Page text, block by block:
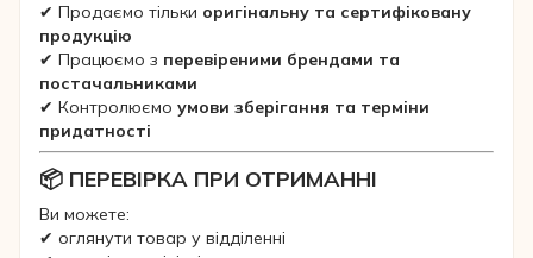
✔ Продаємо тільки оригінальну та сертифіковану
продукцію
✔ Працюємо з перевіреними брендами та
постачальниками
✔ Контролюємо умови зберігання та терміни
придатності
📦 ПЕРЕВІРКА ПРИ ОТРИМАННІ
Ви можете:
✔ оглянути товар у відділенні